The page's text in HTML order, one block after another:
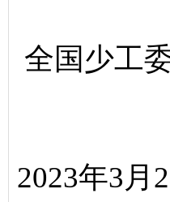
全国少工
2023年3月